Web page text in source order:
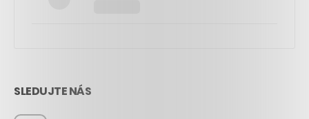
SLEDUJTE NÁS